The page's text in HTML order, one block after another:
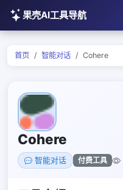
果壳AI工具导航
首页 智能对话 Cohere
Cohere
智能对话 付费工具